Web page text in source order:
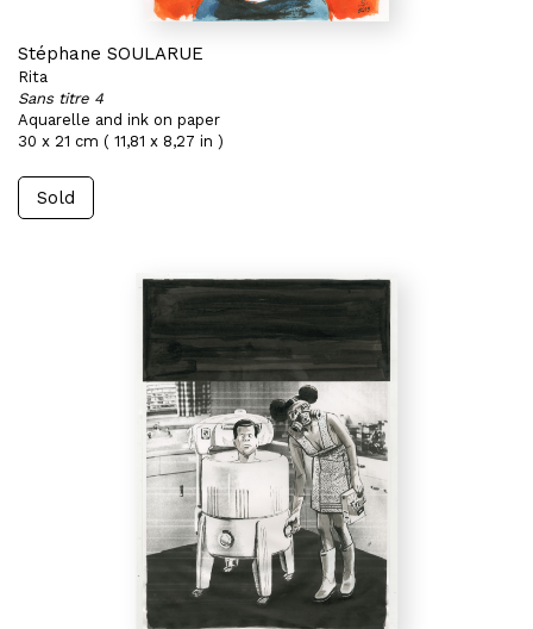
Stéphane SOULARUE
Rita
Sans titre 4
Aquarelle and ink on paper
30 x 21 cm ( 11,81 x 8,27 in )
Sold